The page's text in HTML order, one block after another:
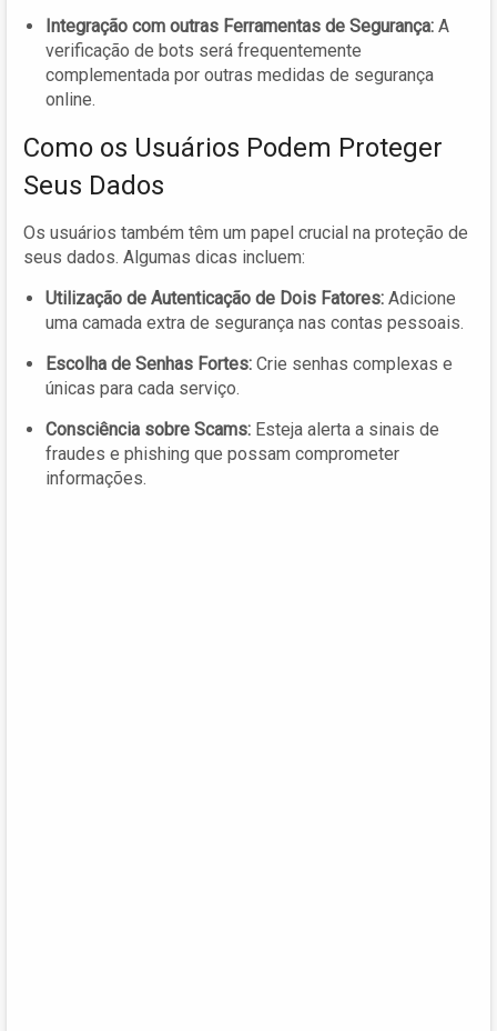
Integração com outras Ferramentas de Segurança: A
verificação de bots será frequentemente
complementada por outras medidas de segurança
online.
Como os Usuários Podem Proteger
Seus Dados
Os usuários também têm um papel crucial na proteção de
seus dados. Algumas dicas incluem:
Utilização de Autenticação de Dois Fatores: Adicione
uma camada extra de segurança nas contas pessoais.
Escolha de Senhas Fortes: Crie senhas complexas e
únicas para cada serviço.
Consciência sobre Scams: Esteja alerta a sinais de
fraudes e phishing que possam comprometer
informações.